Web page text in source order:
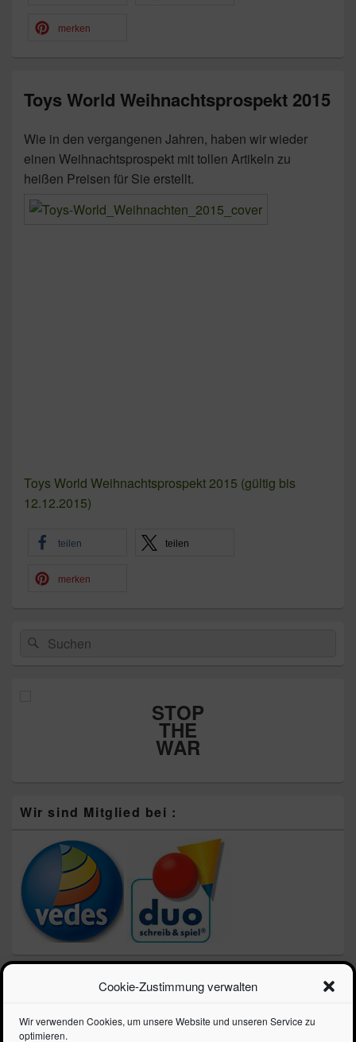
Cookie-Zustimmung verwalten
Wir verwenden Cookies, um unsere Website und unseren Service zu
optimieren.
merken
Toys World Weihnachtsprospekt 2015
Wie in den vergangenen Jahren, haben wir wieder
einen Weihnachtsprospekt mit tollen Artikeln zu
heißen Preisen für Sie erstellt.
Toys World Weihnachtsprospekt 2015 (gültig bis
12.12.2015)
teilen teilen
merken
Seitenleisten-
Suchen
nach:
Suchen
STOP
THE
WAR
Wir sind Mitglied bei :
Neueste Beiträge
Schulprospekt 2026 – Die Schule geht los!!!
LEGO zum Vatertag – Speed Champions 3 für 2 Aktion